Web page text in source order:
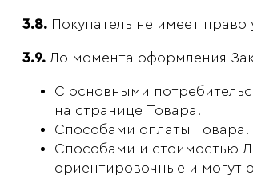
3.8. Покупатель не имеет
3.9. До момента оформления
С основными
на странице Товара.
Способами оплаты Товара.
Способами и стоимостью
ориентировочные и могут